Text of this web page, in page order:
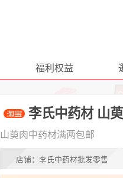
福利权益
李氏中药材 山
山萸肉中药材满两包邮
店铺：李氏中药材批发零售